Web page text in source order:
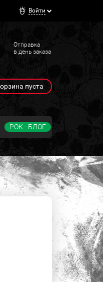
Войти
Отправка
в день заказа
пуста
РОК - БЛОГ